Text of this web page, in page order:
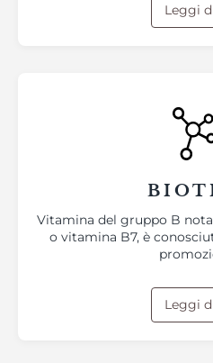
Leggi
Vitamina del gruppo B
o vitamina B7, è
Leggi